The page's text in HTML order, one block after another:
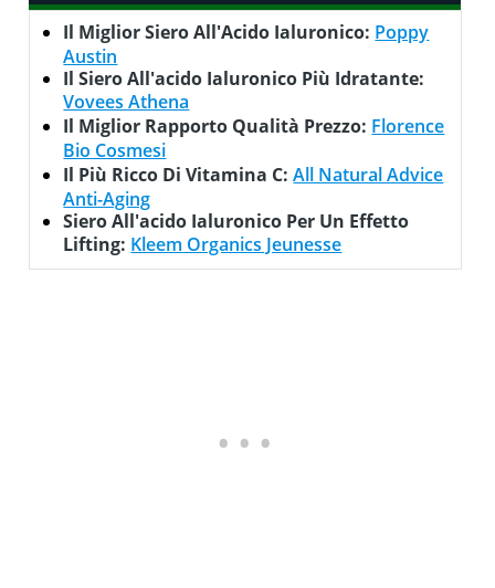
Il Miglior Siero All'Acido Ialuronico: Poppy
Austin
Il Siero All'acido Ialuronico Più Idratante:
Vovees Athena
Il Miglior Rapporto Qualità Prezzo: Florence
Bio Cosmesi
Il Più Ricco Di Vitamina C:All Natural Advice
Anti-Aging
Siero All'acido Ialuronico Per Un Effetto
Lifting: Kleem Organics Jeunesse